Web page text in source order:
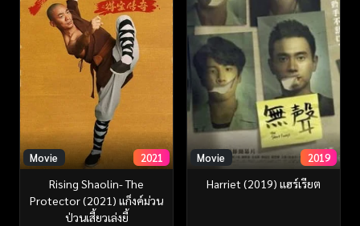
Movie 2021
Rising Shaolin- The
Protector (2021) แก็งค์ม่วน
ป่วนเสี้ยวเล่งยี้
Movie 2019
Harriet (2019) แฮร์เรียต